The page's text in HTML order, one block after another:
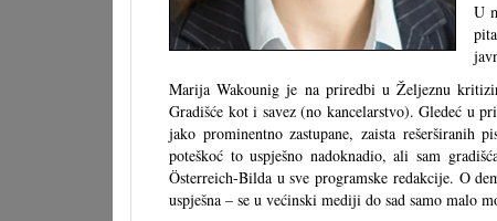
U
Marija Wakounig je na priredbi u Željeznu
Gradišće kot i savez (no kancelarstvo). Gledeć u
jako prominentno zastupane, zaista
poteškoć to uspješno nadoknadio, ali sam
Österreich-Bilda u sve programske redakcije. O
uspješna – se u većinski mediji do sad samo malo